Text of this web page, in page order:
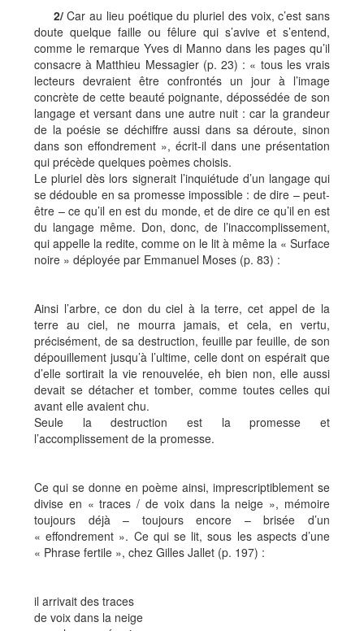
2/Car au lieu poétique du pluriel des voix, c’est sans
doute quelque faille ou fêlure qui s’avive et s’entend,
comme le remarque Yves di Manno dans les pages qu’il
consacre à Matthieu Messagier (p. 23) : « tous les vrais
lecteurs devraient être confrontés un jour à l’image
concrète de cette beauté poignante, dépossédée de son
langage et versant dans une autre nuit : car la grandeur
de la poésie se déchiffre aussi dans sa déroute, sinon
dans son effondrement », écrit-il dans une présentation
qui précède quelques poèmes choisis.
Le pluriel dès lors signerait l’inquiétude d’un langage qui
se dédouble en sa promesse impossible : de dire – peut-
être – ce qu’il en est du monde, et de dire ce qu’il en est
du langage même. Don, donc, de l’inaccomplissement,
qui appelle la redite, comme on le lit à même la « Surface
noire » déployée par Emmanuel Moses (p. 83) :
Ainsi l’arbre, ce don du ciel à la terre, cet appel de la
terre au ciel, ne mourra jamais, et cela, en vertu,
précisément, de sa destruction, feuille par feuille, de son
dépouillement jusqu’à l’ultime, celle dont on espérait que
d’elle sortirait la vie renouvelée, eh bien non, elle aussi
devait se détacher et tomber, comme toutes celles qui
avant elle avaient chu.
Seule la destruction est la promesse et
l’accomplissement de la promesse.
Ce qui se donne en poème ainsi, imprescriptiblement se
divise en « traces / de voix dans la neige », mémoire
toujours déjà – toujours encore – brisée d’un
« effondrement ». Ce qui se lit, sous les aspects d’une
« Phrase fertile », chez Gilles Jallet (p. 197) :
il arrivait des traces
de voix dans la neige